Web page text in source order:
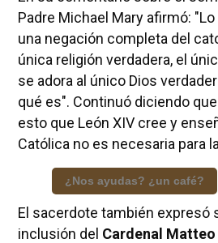
Padre Michael Mary afirmó:
una negación completa del
única religión verdadera, el
se adora al único Dios
qué es". Continuó diciendo
esto que León XIV cree y
Católica no es necesaria para
¿Nos ayudas? ¿un café?
El sacerdote también expresó
inclusión del Cardenal Matteo